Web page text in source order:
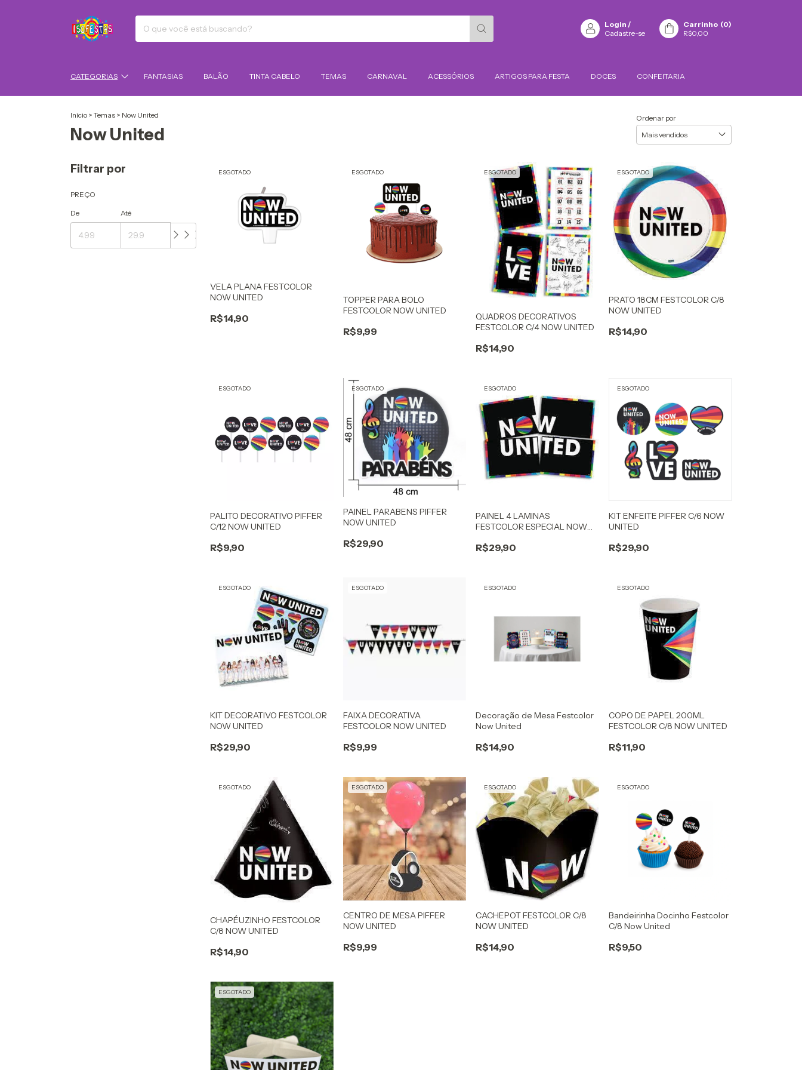
Login /
Cadastre-se
Carrinho (0)
R$0,00
CATEGORIAS FANTASIAS BALÃO TINTA CABELO TEMAS CARNAVAL ACESSÓRIOS ARTIGOS PARA FESTA DOCES CONFEITARIA
Início > Temas > Now United
Now United
Ordenar por
Filtrar por
PREÇO
De Até
ESGOTADO
VELA PLANA FESTCOLOR
NOW UNITED
R$14,90
ESGOTADO
TOPPER PARA BOLO
FESTCOLOR NOW UNITED
R$9,99
ESGOTADO
QUADROS DECORATIVOS
FESTCOLOR C/4 NOW UNITED
R$14,90
ESGOTADO
PRATO 18CM FESTCOLOR C/8
NOW UNITED
R$14,90
ESGOTADO
PALITO DECORATIVO PIFFER
C/12 NOW UNITED
R$9,90
ESGOTADO
PAINEL PARABENS PIFFER
NOW UNITED
R$29,90
ESGOTADO
PAINEL 4 LAMINAS
FESTCOLOR ESPECIAL NOW
R$29,90
ESGOTADO
KIT ENFEITE PIFFER C/6 NOW
UNITED
R$29,90
ESGOTADO
KIT DECORATIVO FESTCOLOR
NOW UNITED
R$29,90
ESGOTADO
FAIXA DECORATIVA
FESTCOLOR NOW UNITED
R$9,99
ESGOTADO
Decoração de Mesa Festcolor
Now United
R$14,90
ESGOTADO
COPO DE PAPEL 200ML
FESTCOLOR C/8 NOW UNITED
R$11,90
ESGOTADO
CHAPÉUZINHO FESTCOLOR
C/8 NOW UNITED
R$14,90
ESGOTADO
CENTRO DE MESA PIFFER
NOW UNITED
R$9,99
ESGOTADO
CACHEPOT FESTCOLOR C/8
NOW UNITED
R$14,90
ESGOTADO
Bandeirinha Docinho Festcolor
C/8 Now United
R$9,50
ESGOTADO